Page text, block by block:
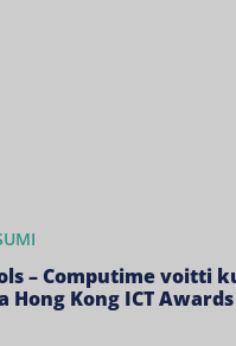
– Computime voitti
Kong ICT Awards